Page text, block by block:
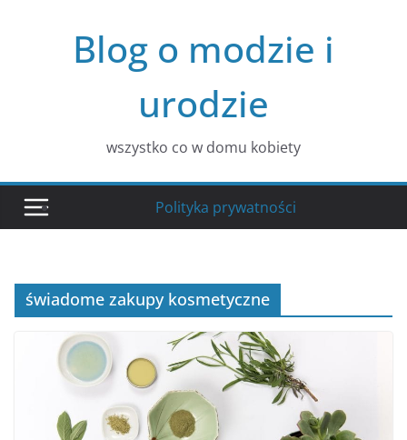
Blog o modzie i
urodzie
wszystko co w domu kobiety
Polityka prywatności
świadome zakupy kosmetyczne